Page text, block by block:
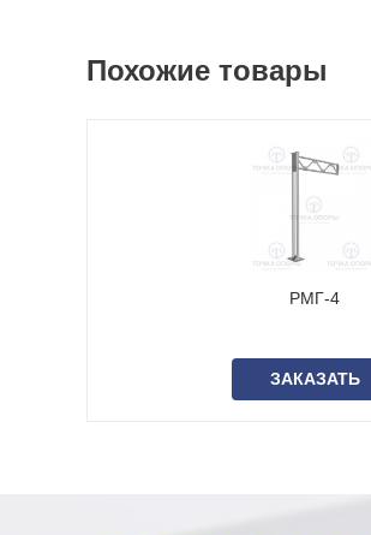
Похожие товары
РМГ-4
ЗАКАЗАТЬ